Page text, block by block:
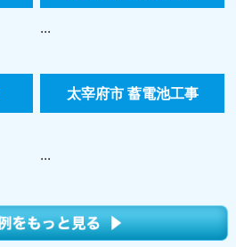
...
太宰府市 蓄電池工事
...